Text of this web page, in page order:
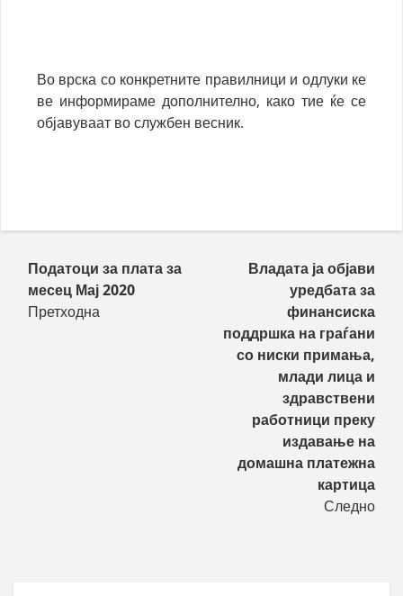
Во врска со конкретните правилници и одлуки ке
ве информираме дополнително, како тие ќе се
објавуваат во службен весник.
Податоци за плата за
месец Мај 2020
Претходна
Владата ја објави
уредбата за
финансиска
поддршка на граѓани
со ниски примања,
млади лица и
здравствени
работници преку
издавање на
домашна платежна
картица
Следно